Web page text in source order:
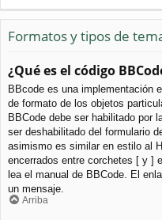
Formatos y tipos de
¿Qué es el código
BBcode es una implementación
de formato de los objetos
BBCode debe ser habilitado por
ser deshabilitado del formulario
asimismo es similar en estilo al
encerrados entre corchetes [ y ]
lea el manual de BBCode. El
un mensaje.
Arriba